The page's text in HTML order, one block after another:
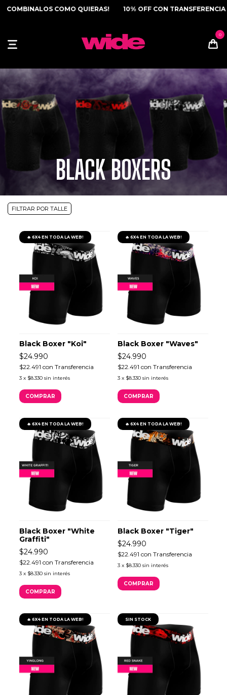
COMO QUIERAS! 10% OFF CON TRANSFERENCIA | 3
BLACK BOXERS
🔥 6X4 EN TODA LA WEB!
Black Boxer "Koi"
$24.990
$22.491 con Transferencia
3 x $8.330 sin interés
COMPRAR
🔥 6X4 EN TODA LA WEB!
Black Boxer "Waves"
$24.990
$22.491 con Transferencia
3 x $8.330 sin interés
COMPRAR
🔥 6X4 EN TODA LA WEB!
Black Boxer "White
Graffiti"
$24.990
$22.491 con Transferencia
3 x $8.330 sin interés
COMPRAR
🔥 6X4 EN TODA LA WEB!
Black Boxer "Tiger"
$24.990
$22.491 con Transferencia
3 x $8.330 sin interés
COMPRAR
🔥 6X4 EN TODA LA WEB! SIN STOCK